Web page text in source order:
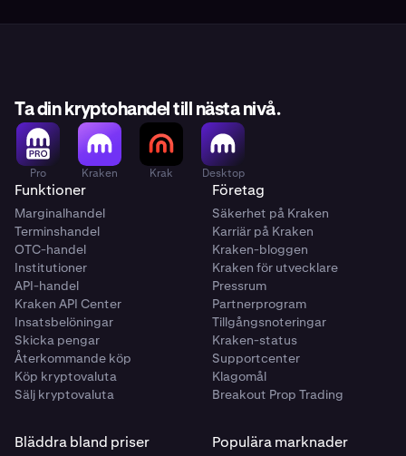
Ta din kryptohandel till nästa nivå.
Pro Kraken Krak Desktop
Funktioner
Marginalhandel
Terminshandel
OTC-handel
Institutioner
API-handel
Kraken API Center
Insatsbelöningar
Skicka pengar
Återkommande köp
Köp kryptovaluta
Sälj kryptovaluta
Företag
Säkerhet på Kraken
Karriär på Kraken
Kraken-bloggen
Kraken för utvecklare
Pressrum
Partnerprogram
Tillgångsnoteringar
Kraken-status
Supportcenter
Klagomål
Breakout Prop Trading
Bläddra bland priser Populära marknader